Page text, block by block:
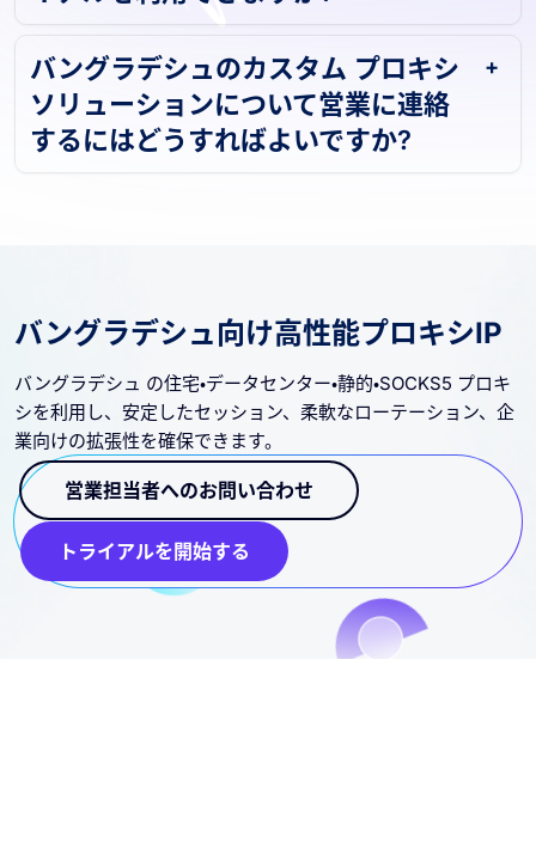
バングラデシュのカスタム プロキシ
ソリューションについて営業に連絡
するにはどうすればよいですか?
バングラデシュ向け高性能プロキシIP
バングラデシュ の住宅・データセンター・静的・SOCKS5 プロキ
シを利用し、安定したセッション、柔軟なローテーション、企
業向けの拡張性を確保できます。
営業担当者へのお問い合わせ
トライアルを開始する